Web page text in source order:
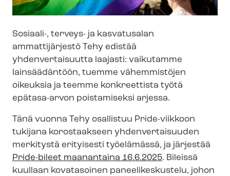
Sosiaali-, terveys- ja kasvatusalan
ammattijärjestö Tehy edistää
yhdenvertaisuutta laajasti: vaikutamme
lainsäädäntöön, tuemme vähemmistöjen
oikeuksia ja teemme konkreettista työtä
epätasa-arvon poistamiseksi arjessa.
Tänä vuonna Tehy osallistuu Pride-viikkoon
tukijana korostaakseen yhdenvertaisuuden
merkitystä erityisesti työelämässä, ja järjestää
Pride-bileet maanantaina 16.6.2025. Bileissä
kuullaan kovatasoinen paneelikeskustelu, johon